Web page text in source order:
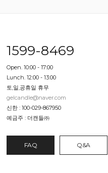
1599-8469
Open. 10:00 - 17:00
Lunch. 12:00 - 13:00
토,일,공휴일 휴무
gelcandle@naver.com
신한 : 100-029-867950
예금주 : 더캔들㈜
FAQ Q&A